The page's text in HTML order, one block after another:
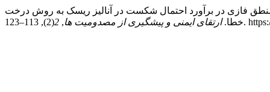
م., & میری لواسانی س. م. (2014). استفاده از منطق فازی در برآورد احتمال شکست در آنالیز ریسک به روش درخت
خطا.ارتقای ایمنی و پیشگیری از مصدومیت ها,
2 (2),